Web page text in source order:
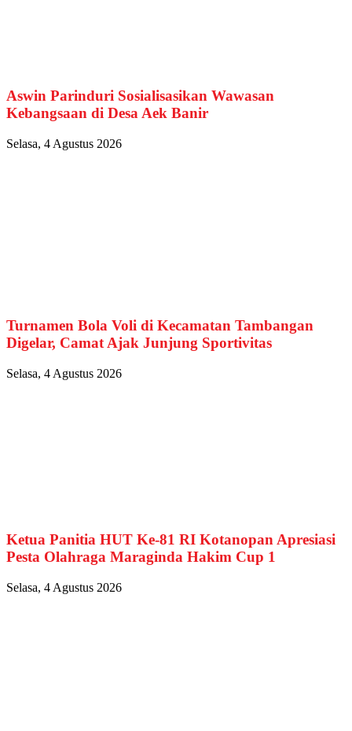
Aswin Parinduri Sosialisasikan Wawasan
Kebangsaan di Desa Aek Banir
Selasa, 4 Agustus 2026
Turnamen Bola Voli di Kecamatan Tambangan
Digelar, Camat Ajak Junjung Sportivitas
Selasa, 4 Agustus 2026
Ketua Panitia HUT Ke-81 RI Kotanopan Apresiasi
Pesta Olahraga Maraginda Hakim Cup 1
Selasa, 4 Agustus 2026